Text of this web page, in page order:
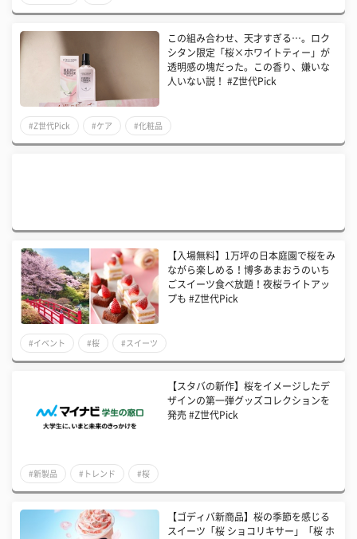
この組み合わせ、天才すぎる…。ロク
シタン限定「桜×ホワイトティー」が
透明感の塊だった。この香り、嫌いな
人いない説！ #Z世代Pick
#Z世代Pick #ケア #化粧品
【入場無料】1万坪の日本庭園で桜をみ
ながら楽しめる！博多あまおうのいち
ごスイーツ食べ放題！夜桜ライトアッ
プも #Z世代Pick
#イベント #桜 #スイーツ
【スタバの新作】桜をイメージしたデ
ザインの第一弾グッズコレクションを
発売 #Z世代Pick
#新製品 #トレンド #桜
【ゴディバ新商品】桜の季節を感じる
スイーツ「桜 ショコリキサー」「桜 ホ